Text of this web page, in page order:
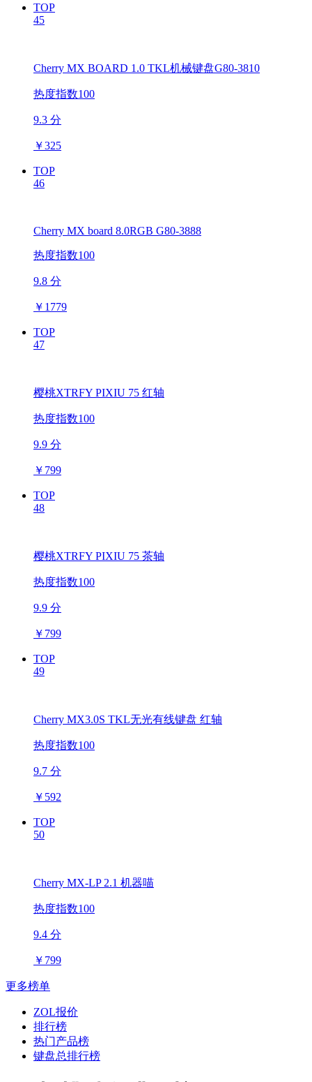
TOP
45
Cherry MX BOARD 1.0 TKL机械键盘G80-3810
热度指数100
9.3 分
￥325
TOP
46
Cherry MX board 8.0RGB G80-3888
热度指数100
9.8 分
￥ 1779
TOP
47
樱桃XTRFY PIXIU 75 红轴
热度指数100
9.9 分
￥ 799
TOP
48
樱桃XTRFY PIXIU 75 茶轴
热度指数100
9.9 分
￥ 799
TOP
49
Cherry MX3.0S TKL无光有线键盘 红轴
热度指数100
9.7 分
￥ 592
TOP
50
Cherry MX-LP 2.1 机器喵
热度指数100
9.4 分
￥ 799
更多榜单
ZOL报价
排行榜
热门产品榜
键盘总排行榜